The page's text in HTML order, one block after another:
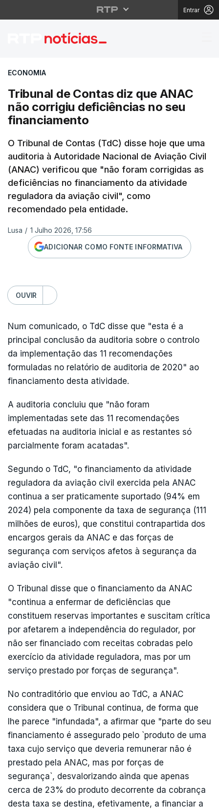
Entrar
Tribunal de Contas
ECONOMIA
Tribunal de Contas diz que ANAC
não corrigiu deficiências no seu
financiamento
O Tribunal de Contas (TdC) disse hoje que uma
auditoria à Autoridade Nacional de Aviação Civil
(ANAC) verificou que "não foram corrigidas as
deficiências no financiamento da atividade
reguladora da aviação civil", como
recomendado pela entidade.
Lusa / 1 Julho 2026, 17:56
ADICIONAR COMO FONTE INFORMATIVA
OUVIR
Num comunicado, o TdC disse que "esta é a
principal conclusão da auditoria sobre o controlo
da implementação das 11 recomendações
formuladas no relatório de auditoria de 2020" ao
financiamento desta atividade.
A auditoria concluiu que "não foram
implementadas sete das 11 recomendações
efetuadas na auditoria inicial e as restantes só
parcialmente foram acatadas".
Segundo o TdC, "o financiamento da atividade
reguladora da aviação civil exercida pela ANAC
continua a ser praticamente suportado (94% em
2024) pela componente da taxa de segurança (111
milhões de euros), que constitui contrapartida dos
encargos gerais da ANAC e das forças de
segurança com serviços afetos à segurança da
aviação civil".
O Tribunal disse que o financiamento da ANAC
"continua a enfermar de deficiências que
constituem reservas importantes e suscitam crítica
por afetarem a independência do regulador, por
não ser financiado com receitas cobradas pelo
exercício da atividade reguladora, mas por um
serviço prestado por forças de segurança".
No contraditório que enviou ao TdC, a ANAC
considera que o Tribunal continua, de forma que
lhe parece "infundada", a afirmar que "parte do seu
financiamento é assegurado pelo `produto de uma
taxa cujo serviço que deveria remunerar não é
prestado pela ANAC, mas por forças de
segurança`, desvalorizando ainda que apenas
cerca de 23% do produto decorrente da cobrança
desta taxa se destina, efetivamente, a financiar a